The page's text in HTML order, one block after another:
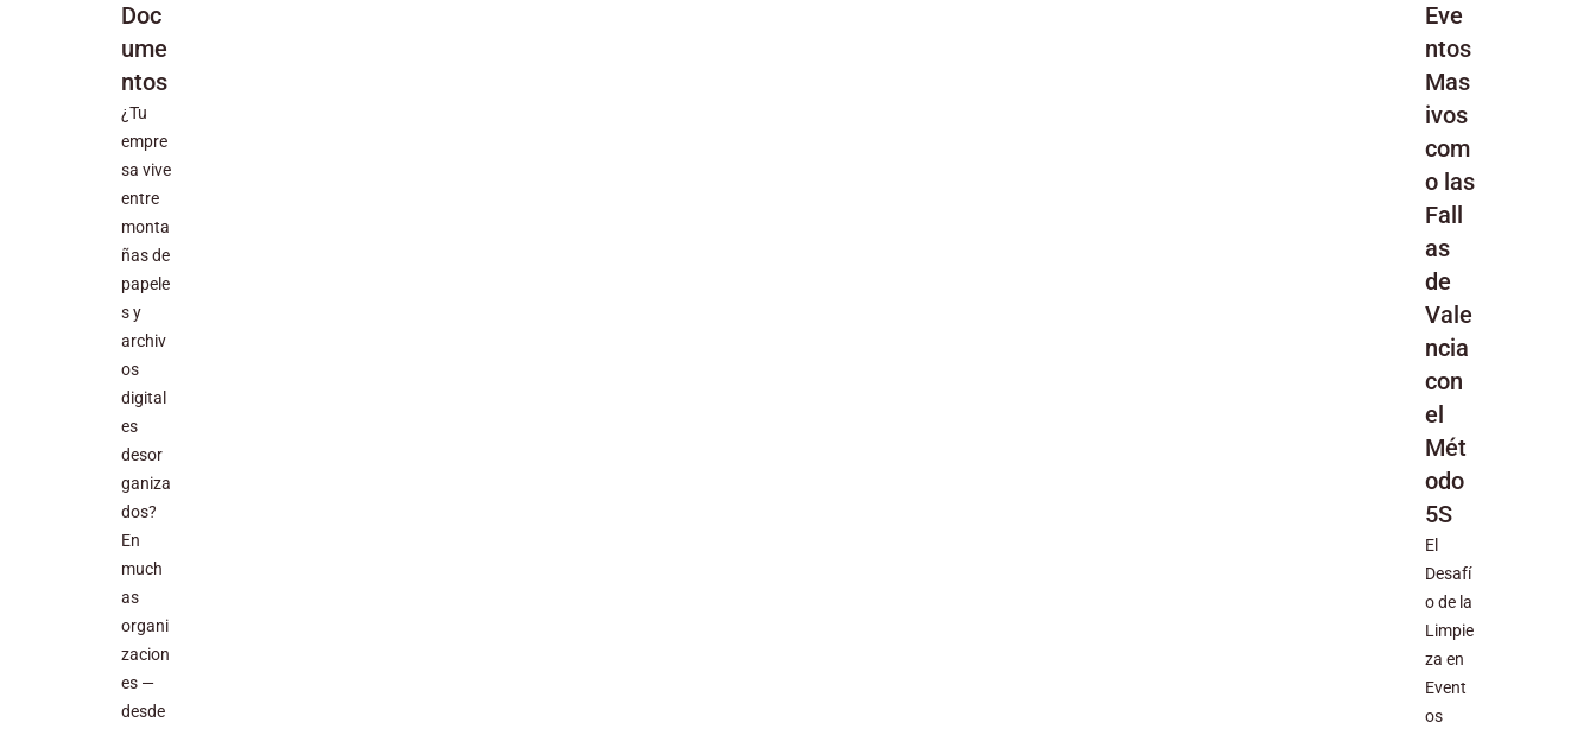
Doc
ume
ntos
¿Tu
empre
sa vive
entre
monta
ñas de
papele
s y
archiv
os
digital
es
desor
ganiza
dos?
En
much
as
organi
zacion
es —
desde
Eve
ntos
Mas
ivos
com
o las
Fall
as
de
Vale
ncia
con
el
Mét
odo
5S
El
Desafí
o de la
Limpie
za en
Event
os